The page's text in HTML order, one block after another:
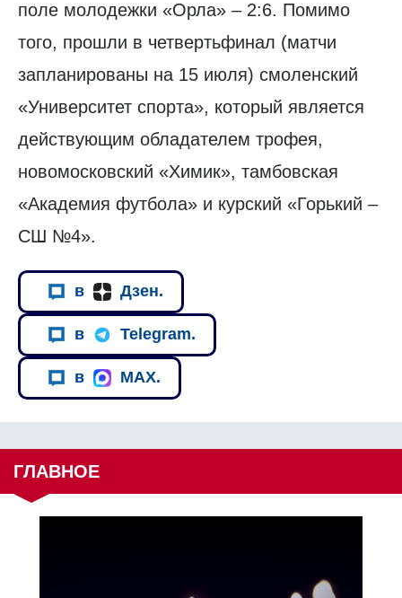
поле молодежки «Орла» – 2:6. Помимо
того, прошли в четвертьфинал (матчи
запланированы на 15 июля) смоленский
«Университет спорта», который является
действующим обладателем трофея,
новомосковский «Химик», тамбовская
«Академия футбола» и курский «Горький –
СШ №4».
в Дзен.
в Telegram.
в MAX.
ГЛАВНОЕ